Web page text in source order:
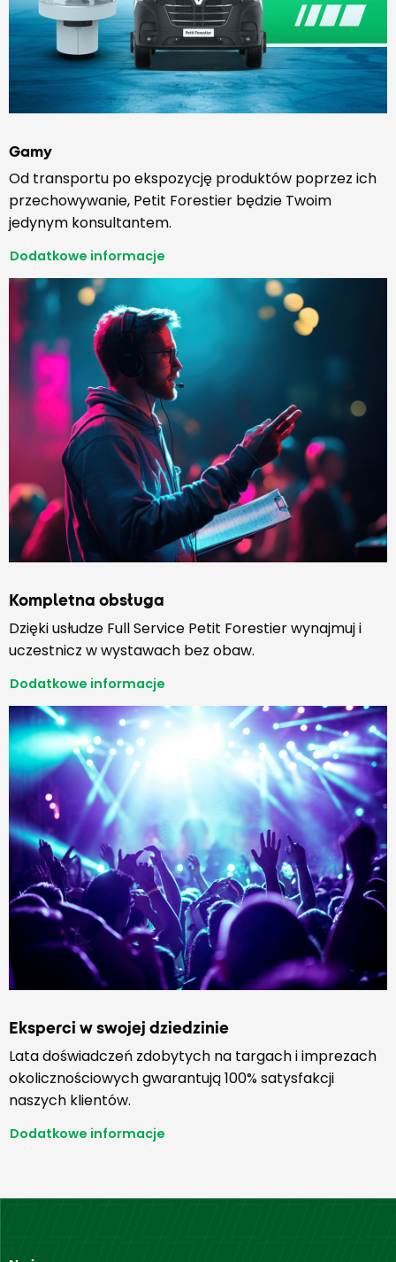
Gamy
Od transportu po ekspozycję produktów poprzez ich
przechowywanie, Petit Forestier będzie Twoim
jedynym konsultantem.
Dodatkowe informacje
Kompletna obsługa
Dzięki usłudze Full Service Petit Forestier wynajmuj i
uczestnicz w wystawach bez obaw.
Dodatkowe informacje
Eksperci w swojej dziedzinie
Lata doświadczeń zdobytych na targach i imprezach
okolicznościowych gwarantują 100% satysfakcji
naszych klientów.
Dodatkowe informacje